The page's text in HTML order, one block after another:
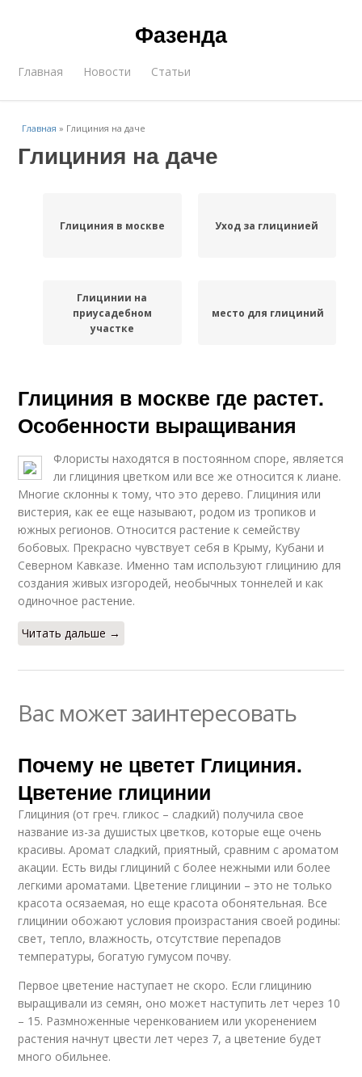
Фазенда
Главная Новости Статьи
Главная » Глициния на даче
Глициния на даче
Глициния в москве Уход за глицинией
Глицинии на
приусадебном
участке
место для глициний
Глициния в москве где растет.
Особенности выращивания
Флористы находятся в постоянном споре, является
ли глициния цветком или все же относится к лиане.
Многие склонны к тому, что это дерево. Глициния или
вистерия, как ее еще называют, родом из тропиков и
южных регионов. Относится растение к семейству
бобовых. Прекрасно чувствует себя в Крыму, Кубани и
Северном Кавказе. Именно там используют глицинию для
создания живых изгородей, необычных тоннелей и как
одиночное растение.
Читать дальше →
Вас может заинтересовать
Почему не цветет Глициния.
Цветение глицинии
Глициния (от греч. гликос – сладкий) получила свое
название из-за душистых цветков, которые еще очень
красивы. Аромат сладкий, приятный, сравним с ароматом
акации. Есть виды глициний с более нежными или более
легкими ароматами. Цветение глицинии – это не только
красота осязаемая, но еще красота обонятельная. Все
глицинии обожают условия произрастания своей родины:
свет, тепло, влажность, отсутствие перепадов
температуры, богатую гумусом почву.
Первое цветение наступает не скоро. Если глицинию
выращивали из семян, оно может наступить лет через 10
– 15. Размноженные черенкованием или укоренением
растения начнут цвести лет через 7, а цветение будет
много обильнее.